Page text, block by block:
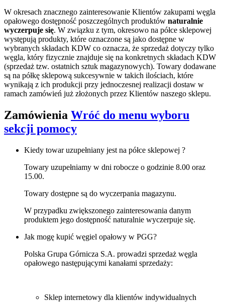
W okresach znacznego zainteresowanie Klientów zakupami węgla
opałowego dostępność poszczególnych produktów naturalnie
wyczerpuje się. W związku z tym, okresowo na półce sklepowej
występują produkty, które oznaczone są jako dostępne w
wybranych składach KDW co oznacza, że sprzedaż dotyczy tylko
węgla, który fizycznie znajduje się na konkretnych składach KDW
(sprzedaż tzw. ostatnich sztuk magazynowych). Towary dodawane
są na półkę sklepową sukcesywnie w takich ilościach, które
wynikają z ich produkcji przy jednoczesnej realizacji dostaw w
ramach zamówień już złożonych przez Klientów naszego sklepu.
Zamówienia Wróć do menu wyboru
sekcji pomocy
Kiedy towar uzupełniany jest na półce sklepowej ?
Towary uzupełniamy w dni robocze o godzinie 8.00 oraz
15.00.
Towary dostępne są do wyczerpania magazynu.
W przypadku zwiększonego zainteresowania danym
produktem jego dostępność naturalnie wyczerpuje się.
Jak mogę kupić węgiel opałowy w PGG?
Polska Grupa Górnicza S.A. prowadzi sprzedaż węgla
opałowego następującymi kanałami sprzedaży:
Sklep internetowy dla klientów indywidualnych